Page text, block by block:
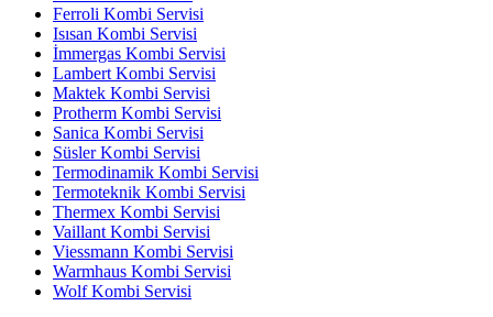
Ferroli Kombi Servisi
Isısan Kombi Servisi
İmmergas Kombi Servisi
Lambert Kombi Servisi
Maktek Kombi Servisi
Protherm Kombi Servisi
Sanica Kombi Servisi
Süsler Kombi Servisi
Termodinamik Kombi Servisi
Termoteknik Kombi Servisi
Thermex Kombi Servisi
Vaillant Kombi Servisi
Viessmann Kombi Servisi
Warmhaus Kombi Servisi
Wolf Kombi Servisi